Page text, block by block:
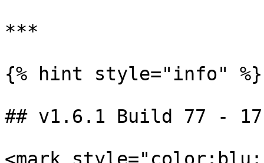
***
{% hint style="info" %}
## v1.6.1 Build 77 - 17